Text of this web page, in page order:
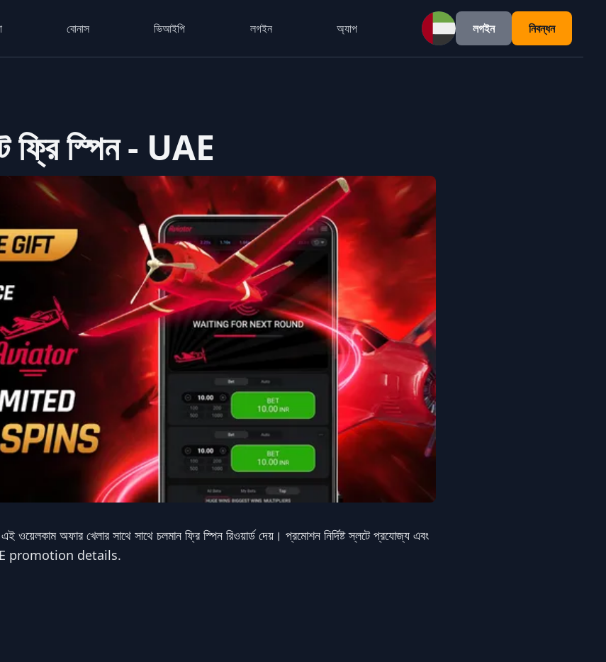
বোনাস ভিআইপি লগইন অ্যাপ UAE লগইন নিবন্ধন
ফ্রি স্পিন - UAE
ওয়েলকাম অফার খেলার সাথে সাথে চলমান ফ্রি স্পিন রিওয়ার্ড দেয়। প্রমোশন নির্দিষ্ট স্লটে প্রযোজ্য এবং
promotion details.